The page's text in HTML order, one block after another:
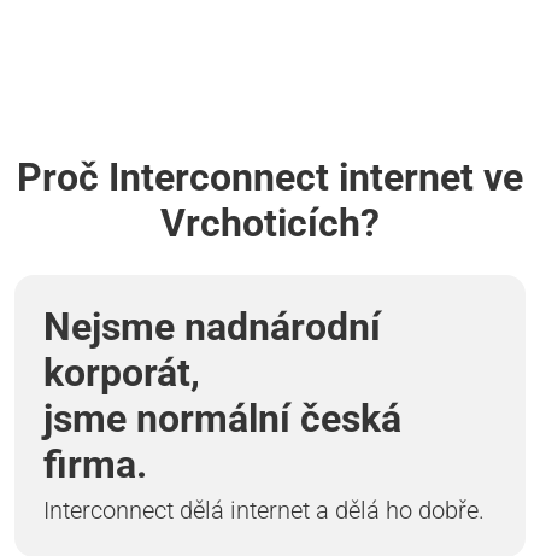
Proč Interconnect internet ve
Vrchoticích?
Nejsme nadnárodní
korporát,
jsme normální česká
firma.
Interconnect dělá internet a dělá ho dobře.